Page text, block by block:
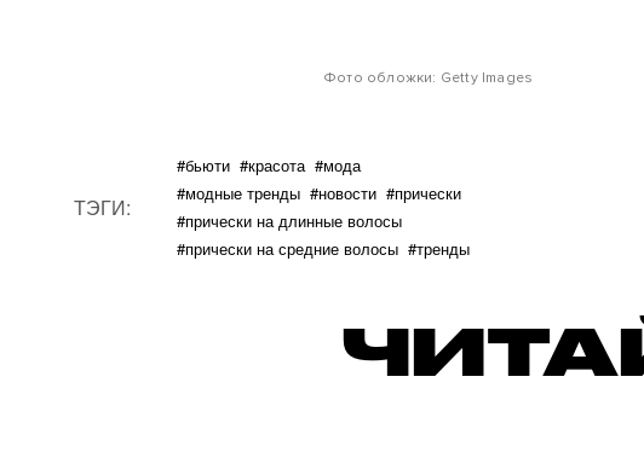
Фото обложки: Getty Images
ТЭГИ:
#бьюти #красота #мода
#модные тренды #новости #прически
#прически на длинные волосы
#прически на средние волосы #тренды